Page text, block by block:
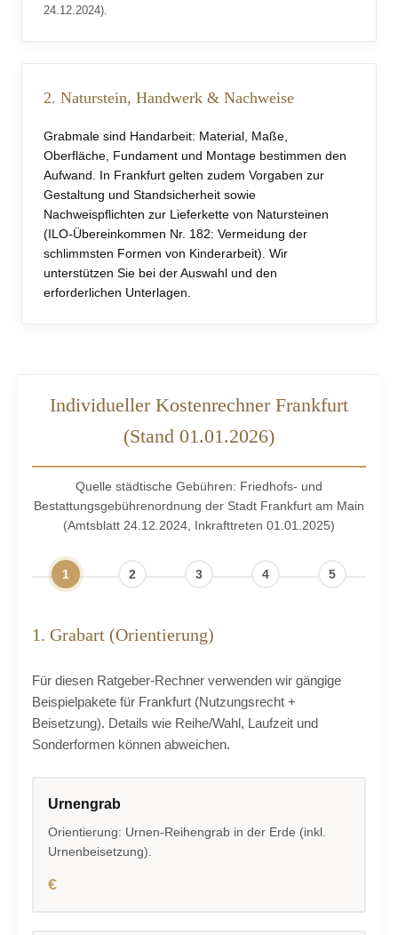
24.12.2024).
2. Naturstein, Handwerk & Nachweise
Grabmale sind Handarbeit: Material, Maße,
Oberfläche, Fundament und Montage bestimmen den
Aufwand. In Frankfurt gelten zudem Vorgaben zur
Gestaltung und Standsicherheit sowie
Nachweispflichten zur Lieferkette von Natursteinen
(ILO-Übereinkommen Nr. 182: Vermeidung der
schlimmsten Formen von Kinderarbeit). Wir
unterstützen Sie bei der Auswahl und den
erforderlichen Unterlagen.
Individueller Kostenrechner Frankfurt
(Stand 01.01.2026)
Quelle städtische Gebühren: Friedhofs- und
Bestattungsgebührenordnung der Stadt Frankfurt am Main
(Amtsblatt 24.12.2024, Inkrafttreten 01.01.2025)
1 2 3 4 5
1. Grabart (Orientierung)
Für diesen Ratgeber-Rechner verwenden wir gängige
Beispielpakete für Frankfurt (Nutzungsrecht +
Beisetzung). Details wie Reihe/Wahl, Laufzeit und
Sonderformen können abweichen.
Urnengrab
Orientierung: Urnen-Reihengrab in der Erde (inkl.
Urnenbeisetzung).
€